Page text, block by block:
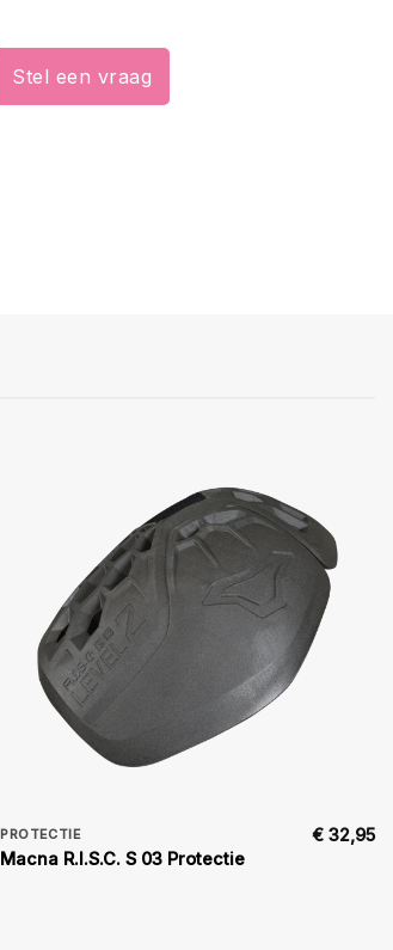
Stel een vraag
PROTECTIE
Macna R.I.S.C. S 03 Protectie
€ 32,95